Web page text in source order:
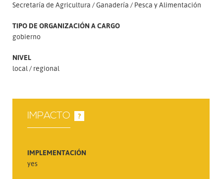
Secretaría de Agricultura
Ganadería Pesca y Alimentación
TIPO DE ORGANIZACIÓN A CARGO
gobierno
NIVEL
local
regional
IMPACTO ?
IMPLEMENTACIÓN
yes